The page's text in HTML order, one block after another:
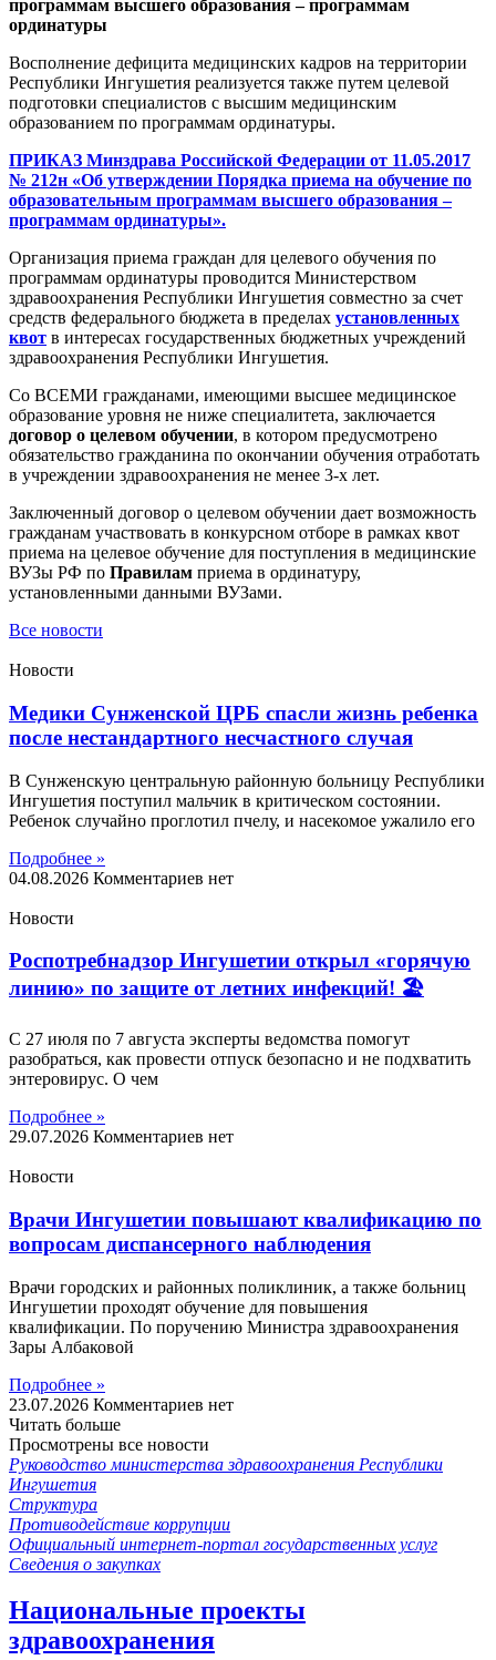
программам высшего образования – программам
ординатуры
Восполнение дефицита медицинских кадров на территории
Республики Ингушетия реализуется также путем целевой
подготовки специалистов с высшим медицинским
образованием по программам ординатуры.
ПРИКАЗ Минздрава Российской Федерации от 11.05.2017
№ 212н «Об утверждении Порядка приема на обучение по
образовательным программам высшего образования –
программам ординатуры».
Организация приема граждан для целевого обучения по
программам ординатуры проводится Министерством
здравоохранения Республики Ингушетия совместно за счет
средств федерального бюджета в пределах установленных
квот в интересах государственных бюджетных учреждений
здравоохранения Республики Ингушетия.
Со ВСЕМИ гражданами, имеющими высшее медицинское
образование уровня не ниже специалитета, заключается
договор о целевом обучении, в котором предусмотрено
обязательство гражданина по окончании обучения отработать
в учреждении здравоохранения не менее 3-х лет.
Заключенный договор о целевом обучении дает возможность
гражданам участвовать в конкурсном отборе в рамках квот
приема на целевое обучение для поступления в медицинские
ВУЗы РФ по Правилам приема в ординатуру,
установленными данными ВУЗами.
Все новости
Новости
Медики Сунженской ЦРБ спасли жизнь ребенка
после нестандартного несчастного случая
В Сунженскую центральную районную больницу Республики
Ингушетия поступил мальчик в критическом состоянии.
Ребенок случайно проглотил пчелу, и насекомое ужалило его
Подробнее »
04.08.2026 Комментариев нет
Новости
Роспотребнадзор Ингушетии открыл «горячую
линию» по защите от летних инфекций! 🏖
С 27 июля по 7 августа эксперты ведомства помогут
разобраться, как провести отпуск безопасно и не подхватить
энтеровирус. О чем
Подробнее »
29.07.2026 Комментариев нет
Новости
Врачи Ингушетии повышают квалификацию по
вопросам диспансерного наблюдения
Врачи городских и районных поликлиник, а также больниц
Ингушетии проходят обучение для повышения
квалификации. По поручению Министра здравоохранения
Зары Албаковой
Подробнее »
23.07.2026 Комментариев нет
Читать больше
Просмотрены все новости
Руководство министерства здравоохранения Республики
Ингушетия
Структура
Противодействие коррупции
Официальный интернет-портал государственных услуг
Сведения о закупках
Национальные проекты
здравоохранения